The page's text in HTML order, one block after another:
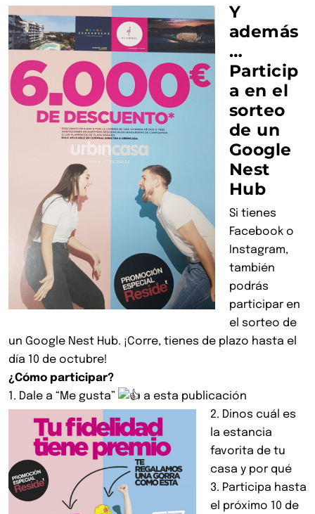
Y
además
…
Particip
a en el
sorteo
de un
Google
Nest
Hub
Si tienes
Facebook o
Instagram,
también
podrás
participar en
el sorteo de
un Google Nest Hub. ¡Corre, tienes de plazo hasta el
día 10 de octubre!
¿Cómo participar?
1. Dale a “Me gusta”
a esta publicación
2. Dinos cuál es
la estancia
favorita de tu
casa y por qué
3. Participa hasta
el próximo 10 de